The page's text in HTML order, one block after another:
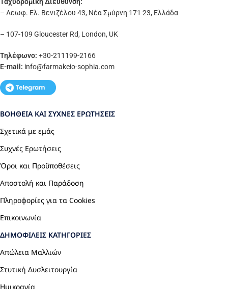
– Λεωφ. Ελ. Βενιζέλου 43, Νέα Σμύρνη 171 23, Ελλάδα
– 107-109 Gloucester Rd, London, UK
Τηλέφωνο: +30-211199-2166
E-mail: info@farmakeio-sophia.com
ΒΟΉΘΕΙΑ ΚΑΙ ΣΥΧΝΈΣ ΕΡΩΤΉΣΕΙΣ
Σχετικά με εμάς
Συχνές Ερωτήσεις
Όροι και Προϋποθέσεις
Αποστολή και Παράδοση
Πληροφορίες για τα Cookies
Επικοινωνία
ΔΗΜΟΦΙΛΕΊΣ ΚΑΤΗΓΟΡΊΕΣ
Απώλεια Μαλλιών
Στυτική Δυσλειτουργία
Ημικρανία